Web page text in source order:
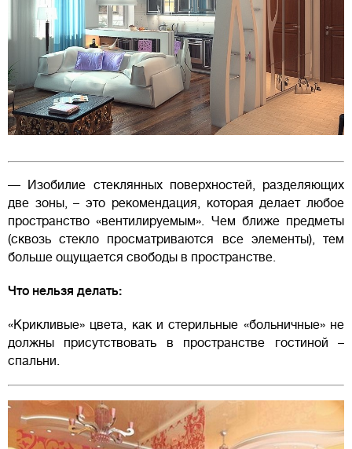
— Изобилие стеклянных поверхностей, разделяющих
две зоны, – это рекомендация, которая делает любое
пространство «вентилируемым». Чем ближе предметы
(сквозь стекло просматриваются все элементы), тем
больше ощущается свободы в пространстве.
Что нельзя делать:
«Крикливые» цвета, как и стерильные «больничные» не
должны присутствовать в пространстве гостиной –
спальни.